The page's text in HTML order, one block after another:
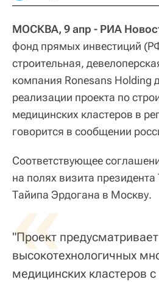
МОСКВА, 9 апр - РИА
фонд прямых инвестиций
строительная,
компания Ronesans Holding
реализации проекта по
медицинских кластеров в
говорится в сообщении
Соответствующее
на полях визита
Тайипа Эрдогана в Москву.
«
"Проект
высокотехнологичных
медицинских кластеров